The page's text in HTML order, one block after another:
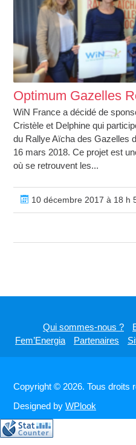
Optimum Gazelles
WiN France a décidé de
Cristèle et Delphine qui
du Rallye Aïcha des Gazelles
16 mars 2018. Ce projet est
où se retrouvent les...
10 décembre 2017 à 18 h
Qui sommes-nous ?
Fem’Energia
Partenaires
Copyright © 2026. Tous droits
Designed byWPlook